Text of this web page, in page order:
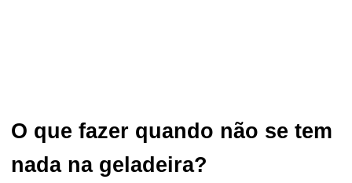
O que fazer quando não se tem
nada na geladeira?